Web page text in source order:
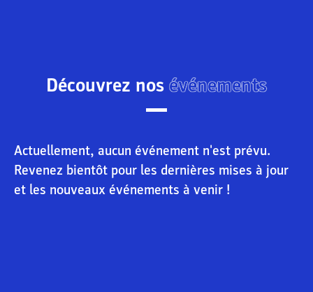
Découvrez nos événements
Actuellement, aucun événement n'est prévu.
Revenez bientôt pour les dernières mises à jour
et les nouveaux événements à venir !